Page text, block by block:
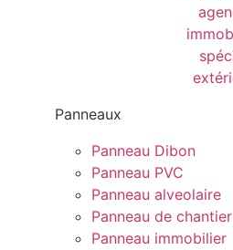
Panneaux
Panneau Dibon
Panneau PVC
Panneau alveolaire
Panneau de chantier
Panneau immobilier